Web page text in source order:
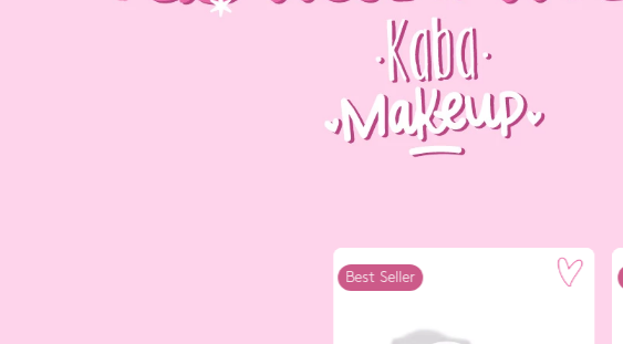
Best Seller